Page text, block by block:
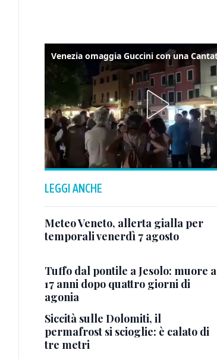
LEGGI ANCHE
Meteo Veneto, allerta gialla per
temporali venerdì 7 agosto
Tuffo dal pontile a Jesolo: muore a
17 anni dopo quattro giorni di
agonia
Siccità sulle Dolomiti, il
permafrost si scioglie: è calato di
tre metri